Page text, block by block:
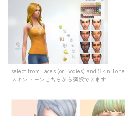
select from Faces (or Bodies) and Skin Tone
スキントーンこちらから選択できます